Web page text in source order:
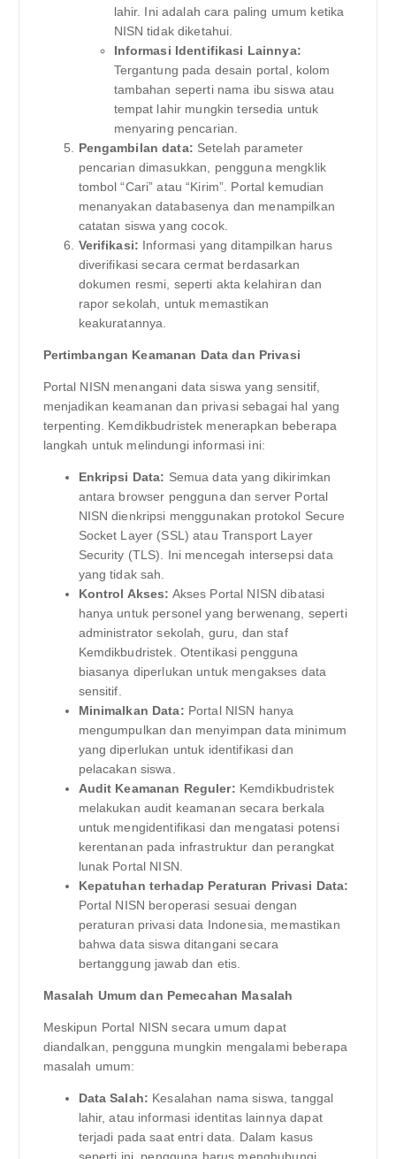
lahir. Ini adalah cara paling umum ketika
NISN tidak diketahui.
Informasi Identifikasi Lainnya:
Tergantung pada desain portal, kolom
tambahan seperti nama ibu siswa atau
tempat lahir mungkin tersedia untuk
menyaring pencarian.
Pengambilan data: Setelah parameter
pencarian dimasukkan, pengguna mengklik
tombol “Cari” atau “Kirim”. Portal kemudian
menanyakan databasenya dan menampilkan
catatan siswa yang cocok.
Verifikasi: Informasi yang ditampilkan harus
diverifikasi secara cermat berdasarkan
dokumen resmi, seperti akta kelahiran dan
rapor sekolah, untuk memastikan
keakuratannya.
Pertimbangan Keamanan Data dan Privasi
Portal NISN menangani data siswa yang sensitif,
menjadikan keamanan dan privasi sebagai hal yang
terpenting. Kemdikbudristek menerapkan beberapa
langkah untuk melindungi informasi ini:
Enkripsi Data: Semua data yang dikirimkan
antara browser pengguna dan server Portal
NISN dienkripsi menggunakan protokol Secure
Socket Layer (SSL) atau Transport Layer
Security (TLS). Ini mencegah intersepsi data
yang tidak sah.
Kontrol Akses: Akses Portal NISN dibatasi
hanya untuk personel yang berwenang, seperti
administrator sekolah, guru, dan staf
Kemdikbudristek. Otentikasi pengguna
biasanya diperlukan untuk mengakses data
sensitif.
Minimalkan Data: Portal NISN hanya
mengumpulkan dan menyimpan data minimum
yang diperlukan untuk identifikasi dan
pelacakan siswa.
Audit Keamanan Reguler: Kemdikbudristek
melakukan audit keamanan secara berkala
untuk mengidentifikasi dan mengatasi potensi
kerentanan pada infrastruktur dan perangkat
lunak Portal NISN.
Kepatuhan terhadap Peraturan Privasi Data:
Portal NISN beroperasi sesuai dengan
peraturan privasi data Indonesia, memastikan
bahwa data siswa ditangani secara
bertanggung jawab dan etis.
Masalah Umum dan Pemecahan Masalah
Meskipun Portal NISN secara umum dapat
diandalkan, pengguna mungkin mengalami beberapa
masalah umum:
Data Salah: Kesalahan nama siswa, tanggal
lahir, atau informasi identitas lainnya dapat
terjadi pada saat entri data. Dalam kasus